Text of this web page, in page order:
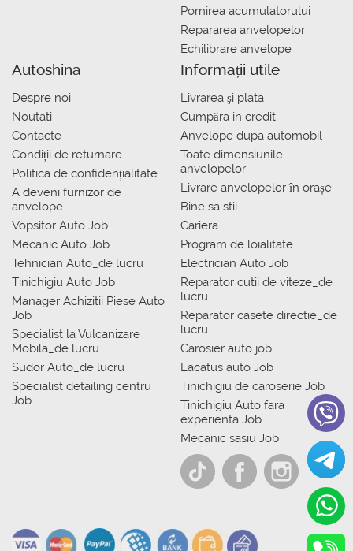
Pornirea acumulatorului
Repararea anvelopelor
Echilibrare anvelope
Autoshina
Despre noi
Noutati
Contacte
Condiții de returnare
Politica de confidențialitate
A deveni furnizor de
anvelope
Vopsitor Auto Job
Mecanic Auto Job
Tehnician Auto_de lucru
Tinichigiu Auto Job
Manager Achizitii Piese Auto
Job
Specialist la Vulcanizare
Mobila_de lucru
Sudor Auto_de lucru
Specialist detailing centru
Job
Informații utile
Livrarea şi plata
Сumpăra in credit
Anvelope dupa automobil
Toate dimensiunile
anvelopelor
Livrare anvelopelor în orașe
Bine sa stii
Cariera
Program de loialitate
Electrician Auto Job
Reparator cutii de viteze_de
lucru
Reparator casete directie_de
lucru
Carosier auto job
Lacatus auto Job
Tinichigiu de caroserie Job
Tinichigiu Auto fara
experienta Job
Mecanic sasiu Job